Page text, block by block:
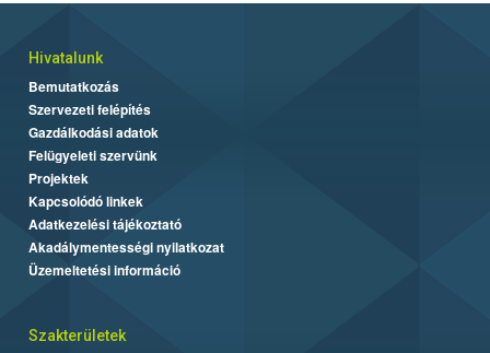
Hivatalunk
Bemutatkozás
Szervezeti felépítés
Gazdálkodási adatok
Felügyeleti szervünk
Projektek
Kapcsolódó linkek
Adatkezelési tájékoztató
Akadálymentességi nyilatkozat
Üzemeltetési információ
Szakterületek